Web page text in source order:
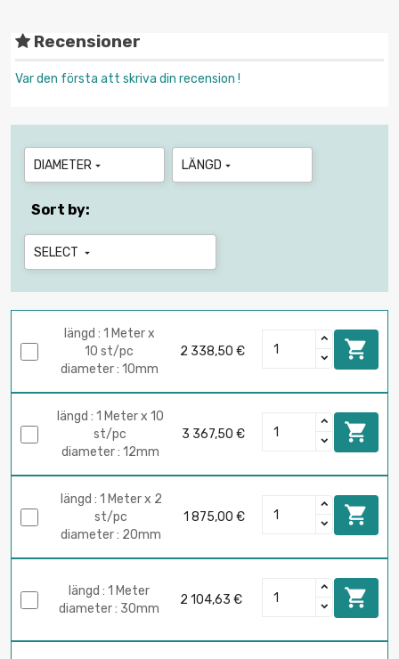
Recensioner
Var den första att skriva din recension !
DIAMETER  LÄNGD 
Sort by:
SELECT 
längd : 1 Meter x
10 st/pc
diameter : 10mm
2 338,50 € 
längd : 1 Meter x 10
st/pc
diameter : 12mm
3 367,50 € 
längd : 1 Meter x 2
st/pc
diameter : 20mm
1 875,00 € 
längd : 1 Meter
diameter : 30mm
2 104,63 € 